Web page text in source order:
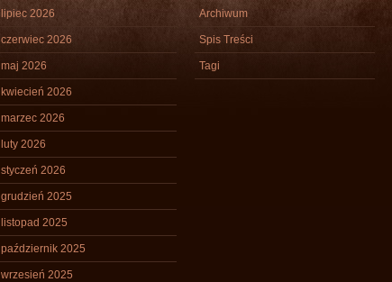
lipiec 2026
czerwiec 2026
maj 2026
kwiecień 2026
marzec 2026
luty 2026
styczeń 2026
grudzień 2025
listopad 2025
październik 2025
wrzesień 2025
Archiwum
Spis Treści
Tagi